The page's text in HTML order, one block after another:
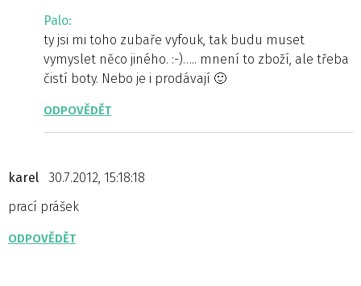
Palo:
ty jsi mi toho zubaře vyfouk, tak budu muset
vymyslet něco jiného. :-)….. mnení to zboží, ale třeba
čistí boty. Nebo je i prodávají 🙂
ODPOVĚDĚT
karel
30.7.2012, 15:18:18
prací prášek
ODPOVĚDĚT